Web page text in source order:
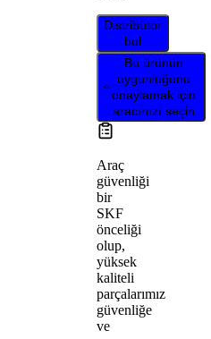
Distribütör
bul
Bu ürünün
uygunluğunu
onaylamak için
aracınızı seçin
Araç
güvenliği
bir
SKF
önceliği
olup,
yüksek
kaliteli
parçalarımız
güvenliğe
ve